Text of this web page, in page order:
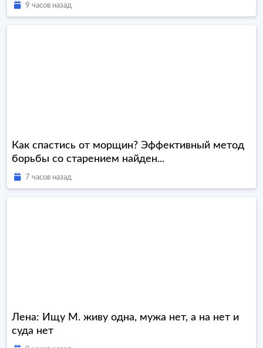
9 часов назад
Как спастись от морщин? Эффективный метод
борьбы со старением найден...
7 часов назад
Лена: Ищу М. живу одна, мужа нет, а на нет и
суда нет